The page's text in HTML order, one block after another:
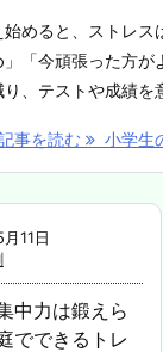
めると、ストレス
「今頑張った方
、テストや成績
事を読む 小学生
11日
中力は鍛えら
でできるトレ